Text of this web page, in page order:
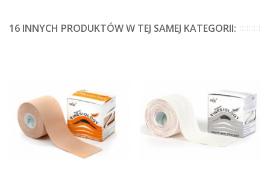
16 INNYCH PRODUKTÓW W TEJ SAMEJ KATEGORII: